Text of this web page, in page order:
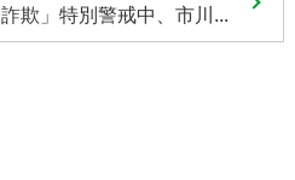
詐欺」特別警戒中、市川...